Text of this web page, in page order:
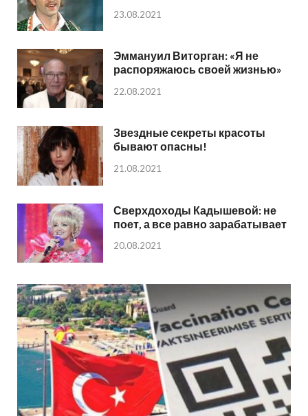
23.08.2021
Эммануил Виторган: «Я не
распоряжаюсь своей жизнью»
22.08.2021
Звездные секреты красоты
бывают опасны!
21.08.2021
Сверхдоходы Кадышевой: не
поет, а все равно зарабатывает
20.08.2021